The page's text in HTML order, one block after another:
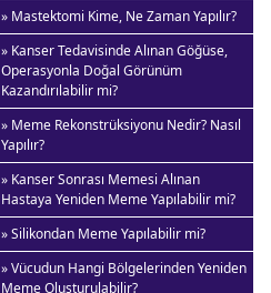
» Mastektomi Kime, Ne Zaman Yapılır?
» Kanser Tedavisinde Alınan Göğüse,
Operasyonla Doğal Görünüm
Kazandırılabilir mi?
» Meme Rekonstrüksiyonu Nedir? Nasıl
Yapılır?
» Kanser Sonrası Memesi Alınan
Hastaya Yeniden Meme Yapılabilir mi?
» Silikondan Meme Yapılabilir mi?
» Vücudun Hangi Bölgelerinden Yeniden
Meme Oluşturulabilir?